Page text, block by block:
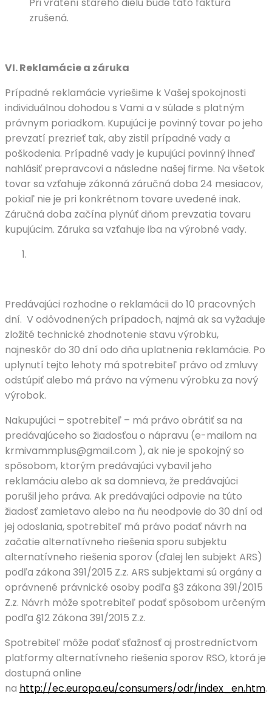
zrušená.
VI. Reklamácie a záruka
Prípadné reklamácie vyriešime k Vašej spokojnosti
individuálnou dohodou s Vami a v súlade s platným
právnym poriadkom. Kupujúci je povinný tovar po jeho
prevzatí prezrieť tak, aby zistil prípadné vady a
poškodenia. Prípadné vady je kupujúci povinný ihneď
nahlásiť prepravcovi a následne našej firme. Na všetok
tovar sa vzťahuje zákonná záručná doba 24 mesiacov,
pokiaľ nie je pri konkrétnom tovare uvedené inak.
Záručná doba začína plynúť dňom prevzatia tovaru
kupujúcim. Záruka sa vzťahuje iba na výrobné vady.
Predávajúci rozhodne o reklamácii do 10 pracovných
dní. V odôvodnených prípadoch, najmä ak sa vyžaduje
zložité technické zhodnotenie stavu výrobku,
najneskôr do 30 dní odo dňa uplatnenia reklamácie. Po
uplynutí tejto lehoty má spotrebiteľ právo od zmluvy
odstúpiť alebo má právo na výmenu výrobku za nový
výrobok.
Nakupujúci – spotrebiteľ – má právo obrátiť sa na
predávajúceho so žiadosťou o nápravu (e-mailom na
krmivammplus@gmail.com ), ak nie je spokojný so
spôsobom, ktorým predávajúci vybavil jeho
reklamáciu alebo ak sa domnieva, že predávajúci
porušil jeho práva. Ak predávajúci odpovie na túto
žiadosť zamietavo alebo na ňu neodpovie do 30 dní od
jej odoslania, spotrebiteľ má právo podať návrh na
začatie alternatívneho riešenia sporu subjektu
alternatívneho riešenia sporov (ďalej len subjekt ARS)
podľa zákona 391/2015 Z.z. ARS subjektami sú orgány a
oprávnené právnické osoby podľa §3 zákona 391/2015
Z.z. Návrh môže spotrebiteľ podať spôsobom určeným
podľa §12 Zákona 391/2015 Z.z.
Spotrebiteľ môže podať sťažnosť aj prostredníctvom
platformy alternatívneho riešenia sporov RSO, ktorá je
dostupná online
na http://ec.europa.eu/consumers/odr/index_en.htm.